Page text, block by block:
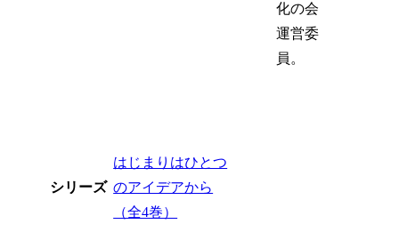
化の会
運営委
員。
シリーズ
はじまりはひとつ
のアイデアから
（全4巻）